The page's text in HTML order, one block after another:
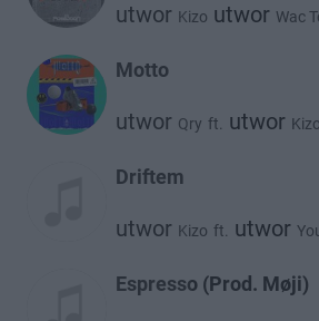
utwor Kizo utwor Wac
Motto
utwor Qry ft. utwor Kizo
Driftem
utwor Kizo ft. utwor
Espresso (Prod. Møji)